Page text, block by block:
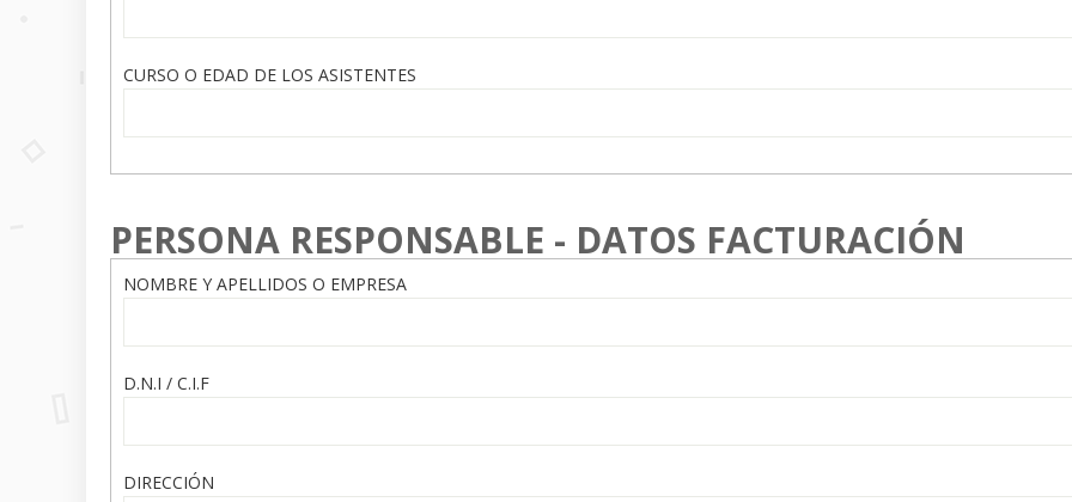
CURSO O EDAD DE LOS ASISTENTES
PERSONA RESPONSABLE - DATOS FACTURACIÓN
NOMBRE Y APELLIDOS O EMPRESA
D.N.I / C.I.F
DIRECCIÓN